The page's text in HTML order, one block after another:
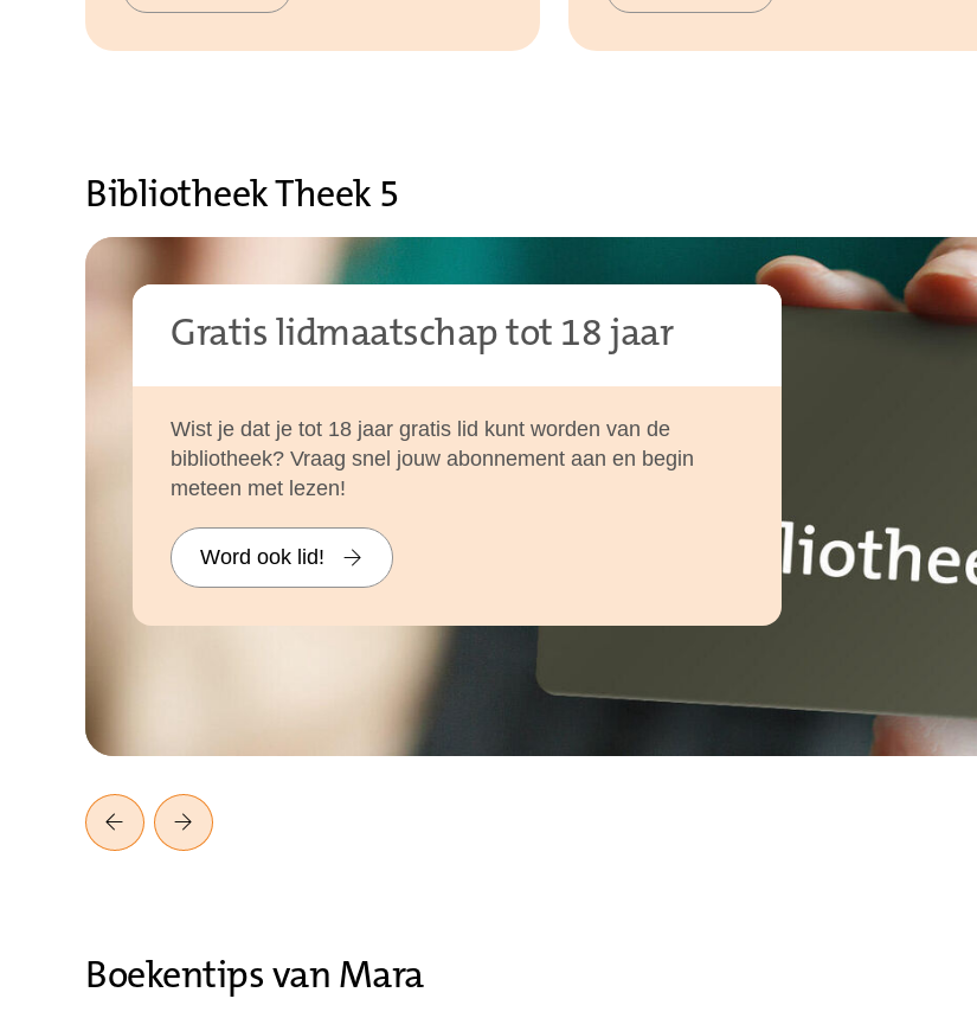
Bibliotheek Theek 5
Gratis lidmaatschap tot 18 jaar
Wist je dat je tot 18 jaar gratis lid kunt worden van de
bibliotheek? Vraag snel jouw abonnement aan en begin
meteen met lezen!
Word ook lid!
Boekentips van Mara